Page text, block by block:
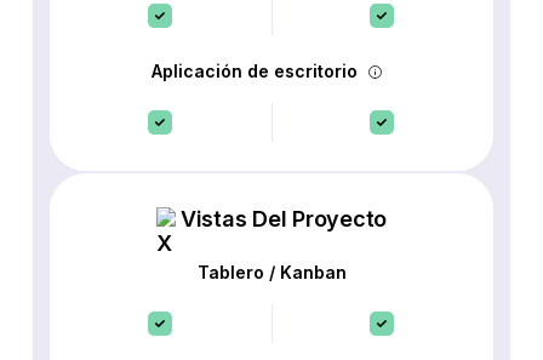
Aplicación de escritorio
Vistas Del Proyecto
Tablero / Kanban